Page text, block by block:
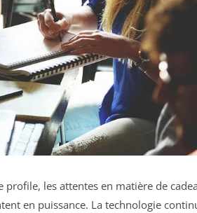
profile, les attentes en matière de
en puissance. La technologie